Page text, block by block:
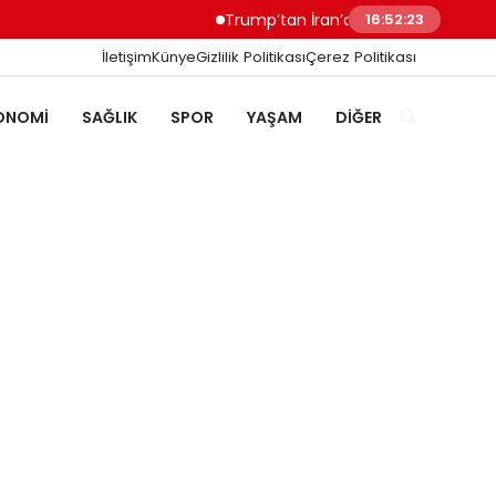
Trump’tan İran’a Müzakere Uyarısı Son
16:52:24
İletişimKünyeGizlilik PolitikasıÇerez Politikası
SAĞLIK SPOR YAŞAM DIĞER